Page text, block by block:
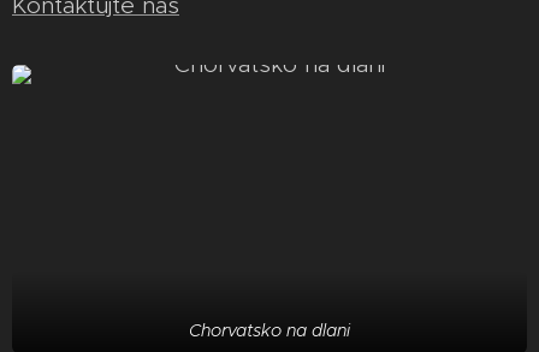
Chorvatsko na dlani